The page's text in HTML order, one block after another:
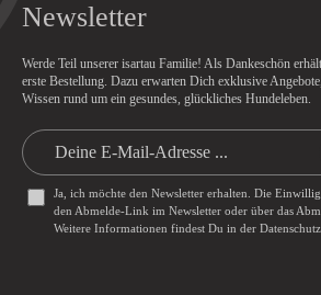
Newsletter
Werde Teil unserer isartau Familie! Als Dankeschön
erste Bestellung. Dazu erwarten Dich exklusive
Wissen rund um ein gesundes, glückliches Hundeleben.
Ja, ich möchte den Newsletter erhalten. Die
den Abmelde-Link im Newsletter oder über das
Weitere Informationen findest Du in der